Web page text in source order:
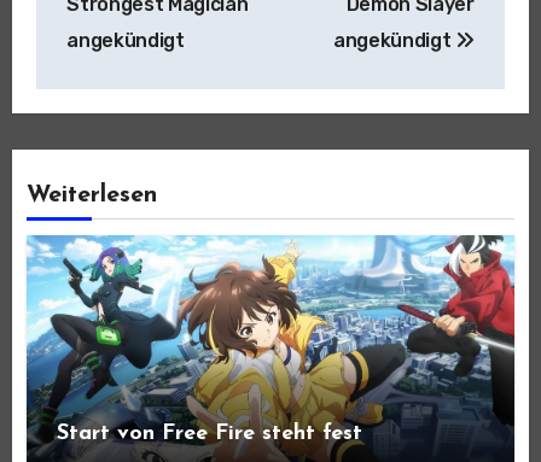
Strongest Magician
angekündigt
Demon Slayer
angekündigt
Weiterlesen
Start von Free Fire steht fest